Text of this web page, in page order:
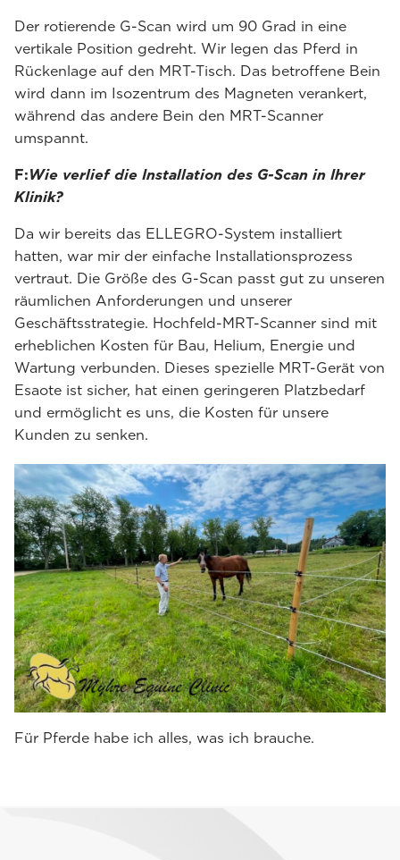
Der rotierende G-Scan wird um 90 Grad in eine
vertikale Position gedreht. Wir legen das Pferd in
Rückenlage auf den MRT-Tisch. Das betroffene Bein
wird dann im Isozentrum des Magneten verankert,
während das andere Bein den MRT-Scanner
umspannt.
F:Wie verlief die Installation des G-Scan in Ihrer
Klinik?
Da wir bereits das ELLEGRO-System installiert
hatten, war mir der einfache Installationsprozess
vertraut. Die Größe des G-Scan passt gut zu unseren
räumlichen Anforderungen und unserer
Geschäftsstrategie. Hochfeld-MRT-Scanner sind mit
erheblichen Kosten für Bau, Helium, Energie und
Wartung verbunden. Dieses spezielle MRT-Gerät von
Esaote ist sicher, hat einen geringeren Platzbedarf
und ermöglicht es uns, die Kosten für unsere
Kunden zu senken.
Für Pferde habe ich alles, was ich brauche.